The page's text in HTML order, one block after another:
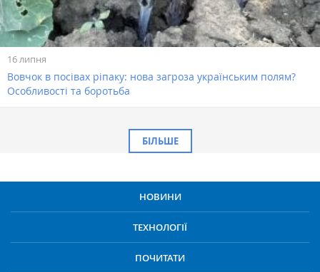
16 липня
Вовчок в посівах ріпаку: нова загроза українським полям?
Особливості та боротьба
БІЛЬШЕ
НОВИНИ
ТЕХНОЛОГІЇ
ПОЧИТАТИ